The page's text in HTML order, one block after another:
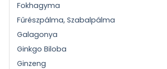
Fokhagyma
Fűrészpálma, Szabalpálma
Galagonya
Ginkgo Biloba
Ginzeng